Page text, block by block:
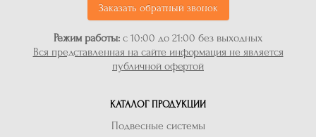
Заказать обратный звонок
Режим работы: с 10:00 до 21:00 без выходных
Вся представленная на сайте информация не является
публичной офертой
КАТАЛОГ ПРОДУКЦИИ
Подвесные системы